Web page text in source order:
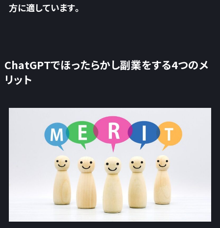
方に適しています。
ChatGPTでほったらかし副業をする4つのメ
リット